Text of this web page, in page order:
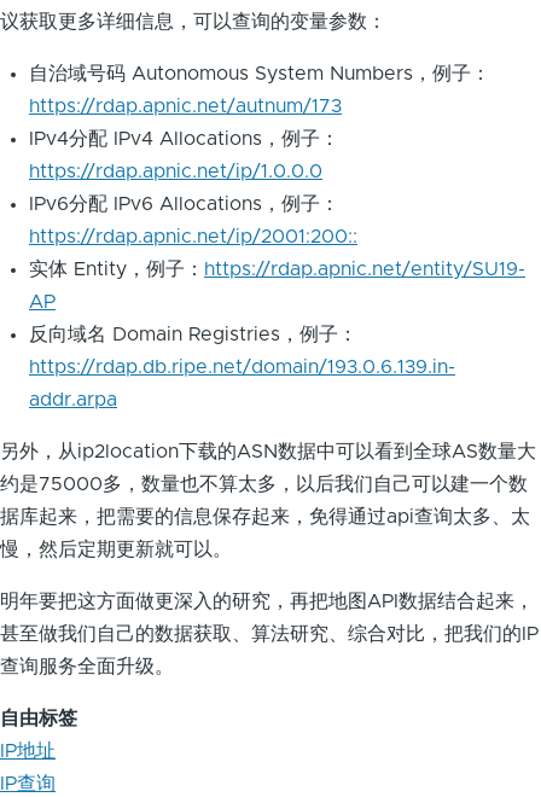
议获取更多详细信息，可以查询的变量参数：
自治域号码 Autonomous System Numbers，例子：
https://rdap.apnic.net/autnum/173
IPv4分配 IPv4 Allocations，例子：
https://rdap.apnic.net/ip/1.0.0.0
IPv6分配 IPv6 Allocations，例子：
https://rdap.apnic.net/ip/2001:200::
实体 Entity，例子： https://rdap.apnic.net/entity/SU19-
AP
反向域名 Domain Registries，例子：
https://rdap.db.ripe.net/domain/193.0.6.139.in-
addr.arpa
另外，从ip2location下载的ASN数据中可以看到全球AS数量大
约是75000多，数量也不算太多，以后我们自己可以建一个数
据库起来，把需要的信息保存起来，免得通过api查询太多、太
慢，然后定期更新就可以。
明年要把这方面做更深入的研究，再把地图API数据结合起来，
甚至做我们自己的数据获取、算法研究、综合对比，把我们的IP
查询服务全面升级。
自由标签
IP地址
IP查询